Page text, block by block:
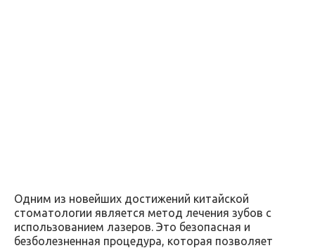
Одним из новейших достижений китайской
стоматологии является метод лечения зубов с
использованием лазеров. Это безопасная и
безболезненная процедура, которая позволяет